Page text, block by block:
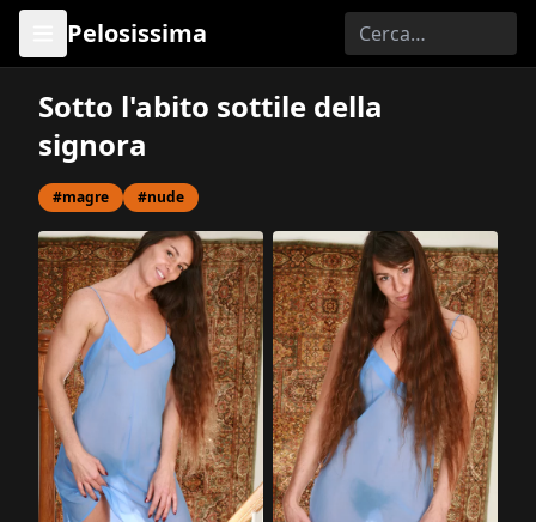
Pelosissima
Sotto l'abito sottile della
signora
#magre #nude